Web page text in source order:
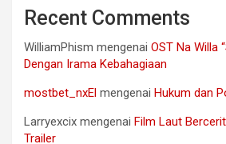
Recent Comments
WilliamPhism mengenai OST Na Willa
Dengan Irama Kebahagiaan
mostbet_nxEl mengenai Hukum dan
Larryexcix mengenai Film Laut
Trailer